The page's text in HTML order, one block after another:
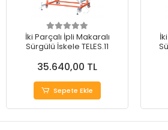
İki Parçalı İpli Makaralı
Sürgülü İskele TELES.11
35.640,00 TL
Sepete Ekle